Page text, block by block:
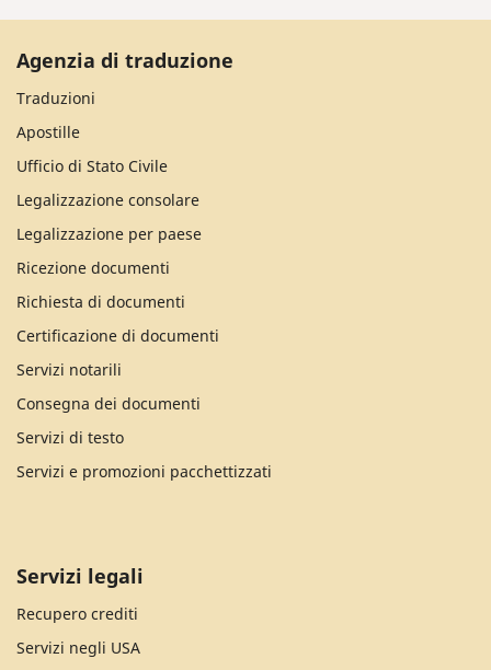
Agenzia di traduzione
Traduzioni
Apostille
Ufficio di Stato Civile
Legalizzazione consolare
Legalizzazione per paese
Ricezione documenti
Richiesta di documenti
Certificazione di documenti
Servizi notarili
Consegna dei documenti
Servizi di testo
Servizi e promozioni pacchettizzati
Servizi legali
Recupero crediti
Servizi negli USA